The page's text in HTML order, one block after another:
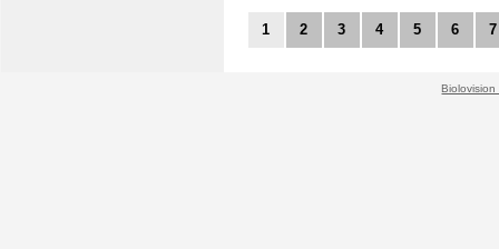
1 2 3 4 5 6 7
Biolovision